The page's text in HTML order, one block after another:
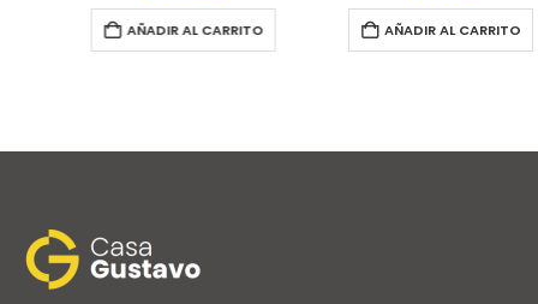
AÑADIR AL CARRITO AÑADIR AL CARRITO